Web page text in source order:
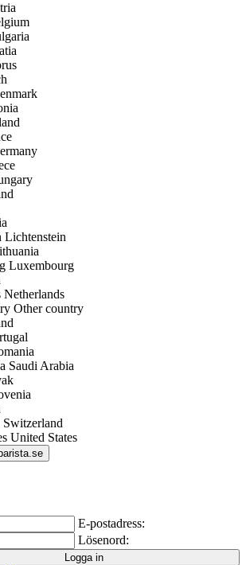
Lichtenstein
Luxembourg
Netherlands
Other country
Saudi Arabia
Switzerland
United States
E-postadress:
Lösenord:
Logga in